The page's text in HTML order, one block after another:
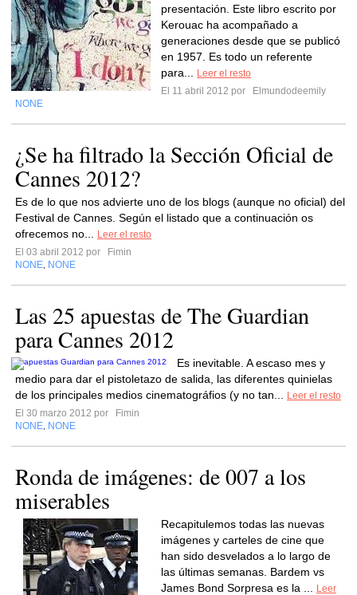
presentación. Este libro escrito por
Kerouac ha acompañado a
generaciones desde que se publicó
en 1957. Es todo un referente
para...
Leer el resto
El 11 abril 2012 por
Elmundodeemily
NONE
¿Se ha filtrado la Sección Oficial de
Cannes 2012?
Es de lo que nos advierte uno de los blogs (aunque no oficial) del
Festival de Cannes. Según el listado que a continuación os
ofrecemos no...
Leer el resto
El 03 abril 2012 por
Fimin
NONE NONE
Las 25 apuestas de The Guardian
para Cannes 2012
Es inevitable. A escaso mes y
medio para dar el pistoletazo de salida, las diferentes quinielas
de los principales medios cinematográfios (y no tan...
Leer el resto
El 30 marzo 2012 por
Fimin
NONE NONE
Ronda de imágenes: de 007 a los
miserables
Recapitulemos todas las nuevas
imágenes y carteles de cine que
han sido desvelados a lo largo de
las últimas semanas. Bardem vs
James Bond Sorpresa es la ...
Leer